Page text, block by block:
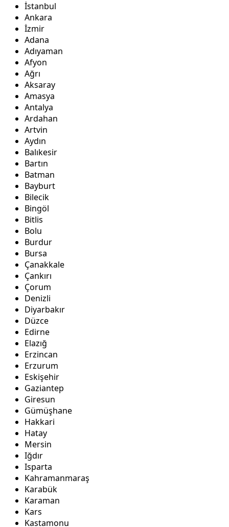
İstanbul
Ankara
İzmir
Adana
Adıyaman
Afyon
Ağrı
Aksaray
Amasya
Antalya
Ardahan
Artvin
Aydın
Balıkesir
Bartın
Batman
Bayburt
Bilecik
Bingöl
Bitlis
Bolu
Burdur
Bursa
Çanakkale
Çankırı
Çorum
Denizli
Diyarbakır
Düzce
Edirne
Elazığ
Erzincan
Erzurum
Eskişehir
Gaziantep
Giresun
Gümüşhane
Hakkari
Hatay
Mersin
Iğdır
Isparta
Kahramanmaraş
Karabük
Karaman
Kars
Kastamonu